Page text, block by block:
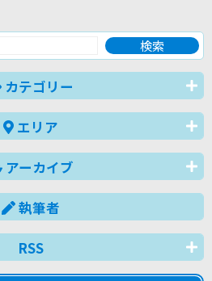
カテゴリー
エリア
アーカイブ
執筆者
RSS